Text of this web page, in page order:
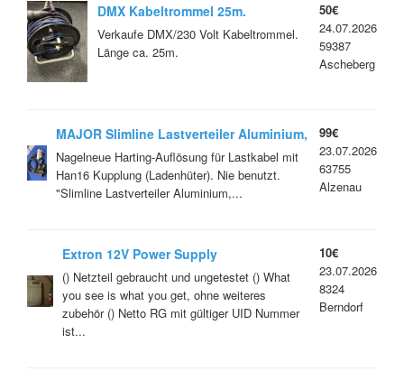
DMX Kabeltrommel 25m.
Verkaufe DMX/230 Volt Kabeltrommel.
Länge ca. 25m.
50€
24.07.2026
59387
Ascheberg
MAJOR Slimline Lastverteiler Aluminium,
Eingang 1 x Harting Han 16E, Ausgang 6
x Schuko, verkabelt, silber
Nagelneue Harting-Auflösung für Lastkabel mit
Han16 Kupplung (Ladenhüter). Nie benutzt.
"Slimline Lastverteiler Aluminium,...
99€
23.07.2026
63755
Alzenau
Extron 12V Power Supply
() Netzteil gebraucht und ungetestet () What
you see is what you get, ohne weiteres
zubehör () Netto RG mit gültiger UID Nummer
ist...
10€
23.07.2026
8324
Berndorf